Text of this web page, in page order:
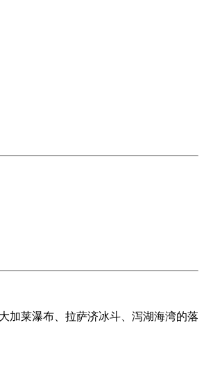
加莱瀑布、拉萨济冰斗、泻湖海湾的落